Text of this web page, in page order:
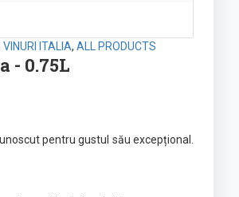
VINURI ITALIA, ALL PRODUCTS
- 0.75L
pentru gustul său excepțional.